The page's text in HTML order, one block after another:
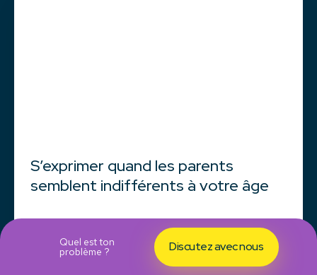
S’exprimer quand les parents
semblent indifférents à votre âge
Quel est ton
problème ? Discutez avec nous